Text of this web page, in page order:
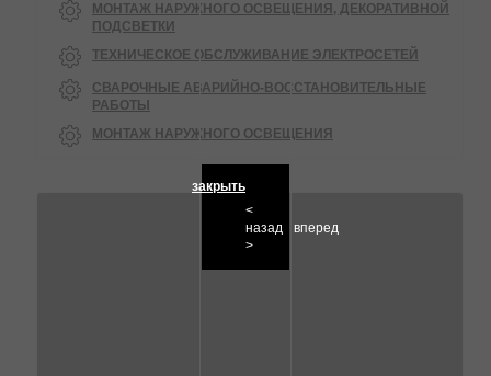
МОНТАЖ НАРУЖНОГО ОСВЕЩЕНИЯ, ДЕКОРАТИВНОЙ
ПОДСВЕТКИ
ТЕХНИЧЕСКОЕ ОБСЛУЖИВАНИЕ ЭЛЕКТРОСЕТЕЙ
СВАРОЧНЫЕ АВАРИЙНО-ВОССТАНОВИТЕЛЬНЫЕ
РАБОТЫ
МОНТАЖ НАРУЖНОГО ОСВЕЩЕНИЯ
закрыть
<
назад
вперед
>